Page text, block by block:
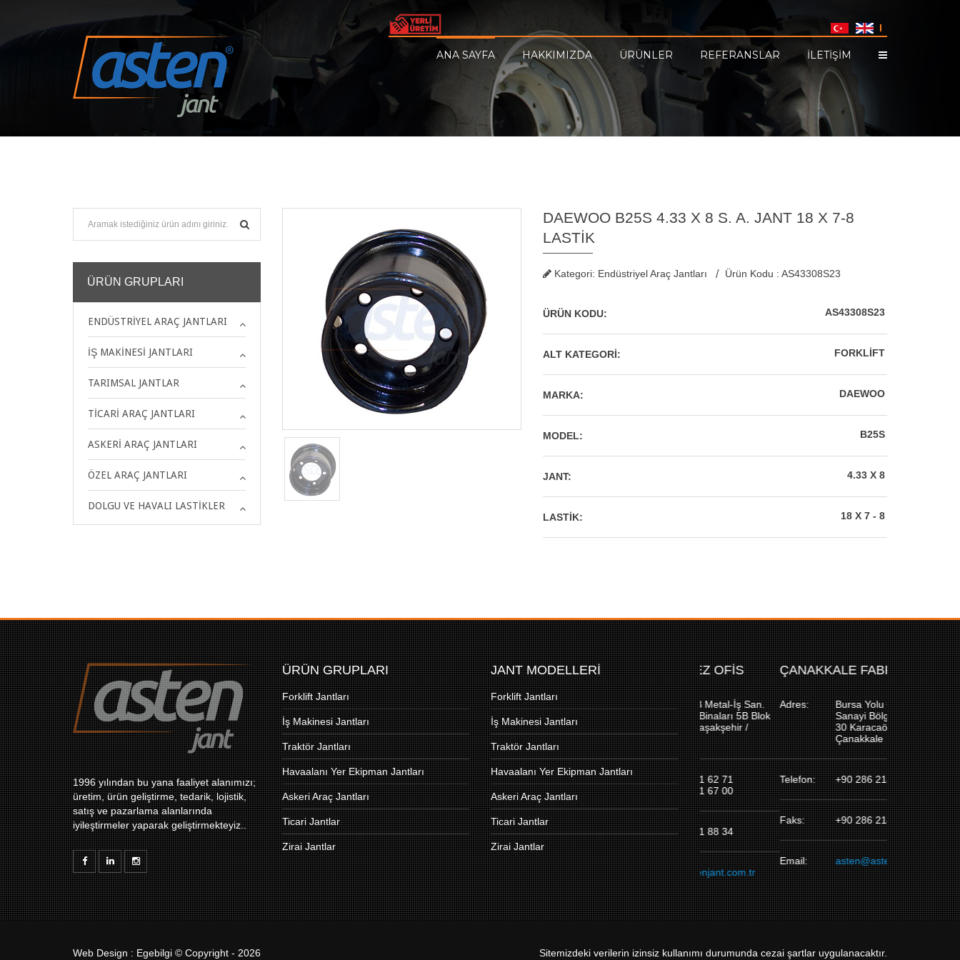
ANA SAYFA HAKKIMIZDA ÜRÜNLER REFERANSLAR İLETİŞİM
DAEWOO B25S 4.33 X 8 S. A. JANT 18 X 7-8
LASTİK
Kategori: Endüstriyel Araç Jantları Ürün Kodu : AS43308S23
ÜRÜN KODU: AS43308S23
ALT KATEGORI: FORKLIFT
MARKA: DAEWOO
MODEL: B25S
JANT: 4.33 X 8
LASTIK: 18 X 7 - 8
ÜRÜN GRUPLARI
ENDÜSTRIYEL ARAÇ JANTLARI
İŞ MAKINESI JANTLARI
TARIMSAL JANTLAR
TICARI ARAÇ JANTLARI
ASKERI ARAÇ JANTLARI
ÖZEL ARAÇ JANTLARI
DOLGU VE HAVALI LASTIKLER
1996 yılından bu yana faaliyet alanımızı;
üretim, ürün geliştirme, tedarik, lojistik,
satış ve pazarlama alanlarında
iyileştirmeler yaparak geliştirmekteyiz..
ÜRÜN GRUPLARI
Forklift Jantları
İş Makinesi Jantları
Traktör Jantları
Havaalanı Yer Ekipman Jantları
Askeri Araç Jantları
Ticari Jantlar
Zirai Jantlar
JANT MODELLERİ
Forklift Jantları
İş Makinesi Jantları
Traktör Jantları
Havaalanı Yer Ekipman Jantları
Askeri Araç Jantları
Ticari Jantlar
Zirai Jantlar
İSTANBUL MERKEZ OFİS
Adres:
İkitelli O.S.B Metal-İş San.
Sit. Hizmet Binaları 5B Blok
Kat:3 D:4 Başakşehir /
İstanbul
Telefon:
+90.212 671 62 71
+90.212 671 67 00
Faks: +90 212 671 88 34
Email: asten@astenjant.com.tr
ÇANAKKALE FABRİKA
Adres:
Bursa Yolu 6. Km Organize
Sanayi Bölgesi 1. Cadde No:
30 Karacaören Mevki
Çanakkale
Telefon: +90 286 214 15 20
Faks: +90 286 214 15 21
Email: asten@astenjant.com.tr
Sitemizdeki verilerin izinsiz kullanımı durumunda cezai şartlar uygulanacaktır.
Web Design : Egebilgi © Copyright - 2026